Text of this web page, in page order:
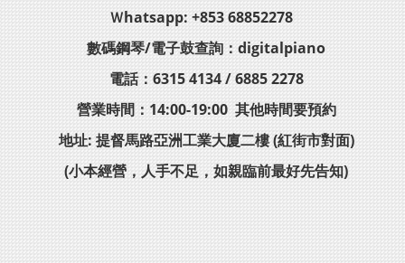
Ｗhatsapp: +853 68852278
數碼鋼琴/電子鼓查詢：digitalpiano
電話：6315 4134 / 6885 2278
營業時間：14:00-19:00 其他時間要預約
地址: 提督馬路亞洲工業大廈二樓 (紅街市對面)
(小本經營，人手不足，如親臨前最好先告知)